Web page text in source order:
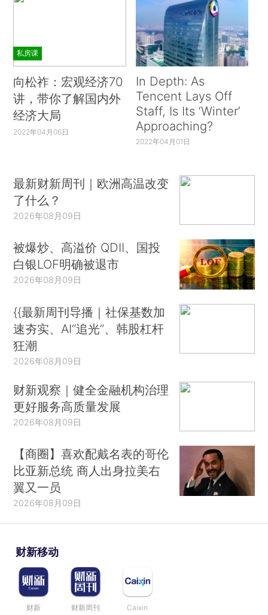
私房课
向松祚：宏观经济70
讲，带你了解国内外
经济大局
2022年04月06日
In Depth: As
Tencent Lays Off
Staff, Is Its ‘Winter’
Approaching?
2022年04月01日
最新财新周刊｜欧洲高温改变
了什么？
2026年08月09日
被爆炒、高溢价 QDII、国投
白银LOF明确被退市
2026年08月09日
{{最新周刊导播｜社保基数加
速夯实、AI“追光”、韩股杠杆
狂潮
2026年08月09日
财新观察｜健全金融机构治理
更好服务高质量发展
2026年08月09日
【商圈】喜欢配戴名表的哥伦
比亚新总统 商人出身拉美右
翼又一员
2026年08月09日
财新移动
财新 财新周刊 Caixin